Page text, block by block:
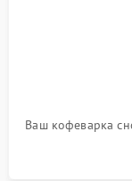
Ваш кофеварка